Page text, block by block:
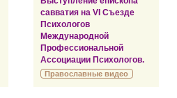
савватия на VI Съезде
Психологов
Международной
Профессиональной
Ассоциации Психологов.
Православные видео